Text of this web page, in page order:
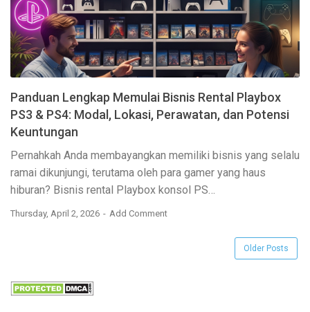
Panduan Lengkap Memulai Bisnis Rental Playbox
PS3 & PS4: Modal, Lokasi, Perawatan, dan Potensi
Keuntungan
Pernahkah Anda membayangkan memiliki bisnis yang selalu
ramai dikunjungi, terutama oleh para gamer yang haus
hiburan? Bisnis rental Playbox konsol PS…
Thursday, April 2, 2026 Add Comment
Older Posts